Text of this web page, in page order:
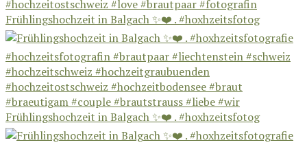
Frühlingshochzeit in Balgach ✨❤️ . #hoxhzeitsfotog
Frühlingshochzeit in Balgach ✨❤️ . #hoxhzeitsfotog